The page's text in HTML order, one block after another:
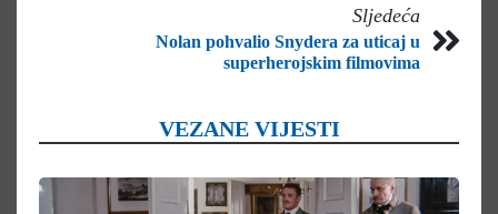
Sljedeća
Nolan pohvalio Snydera za uticaj u
superherojskim filmovima
VEZANE VIJESTI